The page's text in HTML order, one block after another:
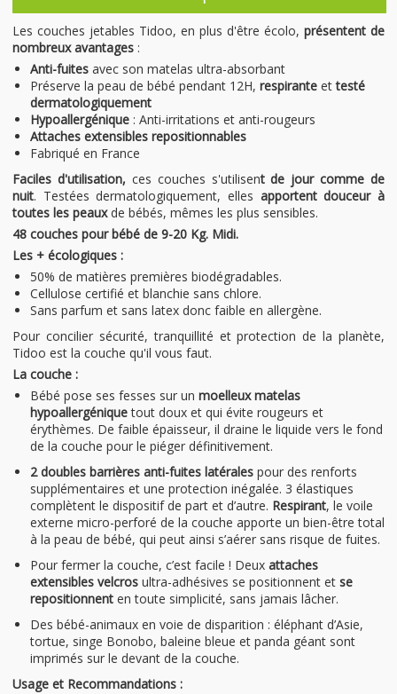
Les couches jetables Tidoo, en plus d'être écolo, présentent de
nombreux avantages :
Anti-fuites avec son matelas ultra-absorbant
Préserve la peau de bébé pendant 12H, respirante ettesté
dermatologiquement
Hypoallergénique : Anti-irritations et anti-rougeurs
Attaches extensibles repositionnables
Fabriqué en France
Faciles d'utilisation, ces couches s'utilisent de jour comme de
nuit. Testées dermatologiquement, elles apportent douceur à
toutes les peauxde bébés, mêmes les plus sensibles.
48 couches pour bébé de 9-20 Kg. Midi.
Les + écologiques :
50% de matières premières biodégradables.
Cellulose certifié et blanchie sans chlore.
Sans parfum et sans latex donc faible en allergène.
Pour concilier sécurité, tranquillité et protection de la planète,
Tidoo est la couche qu'il vous faut.
La couche :
Bébé pose ses fesses sur un moelleux matelas
hypoallergéniquetout doux et qui évite rougeurs et
érythèmes. De faible épaisseur, il draine le liquide vers le fond
de la couche pour le piéger définitivement.
2 doubles barrières anti-fuites latérales pour des renforts
supplémentaires et une protection inégalée. 3 élastiques
complètent le dispositif de part et d’autre. Respirant, le voile
externe micro-perforé de la couche apporte un bien-être total
à la peau de bébé, qui peut ainsi s’aérer sans risque de fuites.
Pour fermer la couche, c’est facile ! Deux attaches
extensibles velcros ultra-adhésives se positionnent et se
repositionnent en toute simplicité, sans jamais lâcher.
Des bébé-animaux en voie de disparition : éléphant d’Asie,
tortue, singe Bonobo, baleine bleue et panda géant sont
imprimés sur le devant de la couche.
Usage et Recommandations :